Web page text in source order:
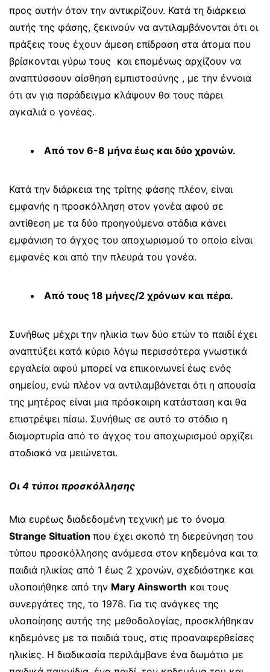
προς αυτήν όταν την αντικρίζουν. Κατά τη διάρκεια
αυτής της φάσης, ξεκινούν να αντιλαμβάνονται ότι οι
πράξεις τους έχουν άμεση επίδραση στα άτομα που
βρίσκονται γύρω τους και επομένως αρχίζουν να
αναπτύσσουν αίσθηση εμπιστοσύνης , με την έννοια
ότι αν για παράδειγμα κλάψουν θα τους πάρει
αγκαλιά ο γονέας.
Από τον 6-8 μήνα έως και δύο χρονών.
Κατά την διάρκεια της τρίτης φάσης πλέον, είναι
εμφανής η προσκόλληση στον γονέα αφού σε
αντίθεση με τα δύο προηγούμενα στάδια κάνει
εμφάνιση το άγχος του αποχωρισμού το οποίο είναι
εμφανές και από την πλευρά του γονέα.
Από τους 18 μήνες/2 χρόνων και πέρα.
Συνήθως μέχρι την ηλικία των δύο ετών το παιδί έχει
αναπτύξει κατά κύριο λόγω περισσότερα γνωστικά
εργαλεία αφού μπορεί να επικοινωνεί έως ενός
σημείου, ενώ πλέον να αντιλαμβάνεται ότι η απουσία
της μητέρας είναι μια πρόσκαιρη κατάσταση και θα
επιστρέψει πίσω. Συνήθως σε αυτό το στάδιο η
διαμαρτυρία από το άγχος του αποχωρισμού αρχίζει
σταδιακά να μειώνεται.
Οι 4 τύποι προσκόλλησης
Μια ευρέως διαδεδομένη τεχνική με το όνομα
Strange Situation που έχει σκοπό τη διερεύνηση του
τύπου προσκόλλησης ανάμεσα στον κηδεμόνα και τα
παιδιά ηλικίας από 1 έως 2 χρονών, σχεδιάστηκε και
υλοποιήθηκε από την Mary Ainsworth και τους
συνεργάτες της, το 1978. Για τις ανάγκες της
υλοποίησης αυτής της μεθοδολογίας, προσκλήθηκαν
κηδεμόνες με τα παιδιά τους, στις προαναφερθείσες
ηλικίες. Η διαδικασία περιλάμβανε ένα δωμάτιο με